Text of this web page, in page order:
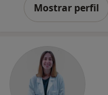
Mostrar perfil